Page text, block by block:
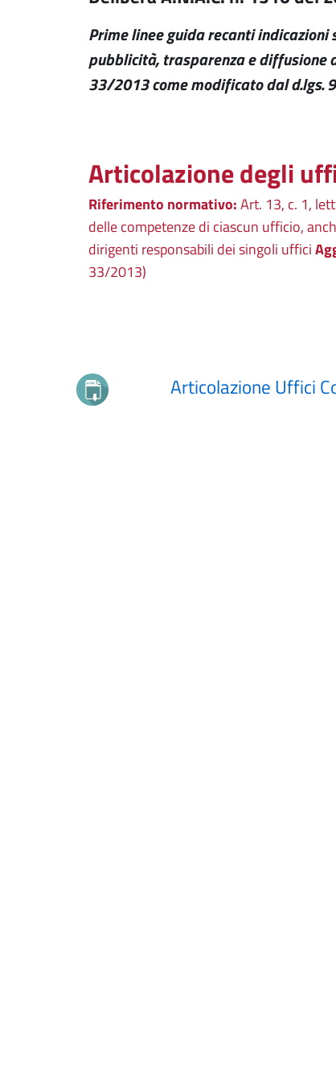
Prime linee guida recanti
pubblicità, trasparenza e diffusione
33/2013 come modificato dal d.lgs.
Articolazione degli
Riferimento normativo:Art. 13, c. 1,
delle competenze di ciascun ufficio,
dirigenti responsabili dei singoli uffici
33/2013)
Articolazione Uffici